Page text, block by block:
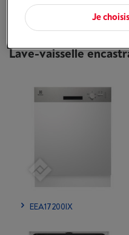
Lave-vaisselle
EEA17200IX
Je